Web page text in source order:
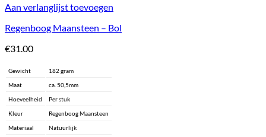
Aan verlanglijst toevoegen
Regenboog Maansteen – Bol
€31.00
Gewicht
182 gram
Maat
ca. 50,5mm
Hoeveelheid
Per stuk
Kleur
Regenboog Maansteen
Materiaal
Natuurlijk